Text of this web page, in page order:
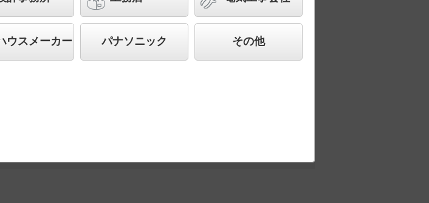
ユニット内蔵
ウスメーカー パナソニック その他